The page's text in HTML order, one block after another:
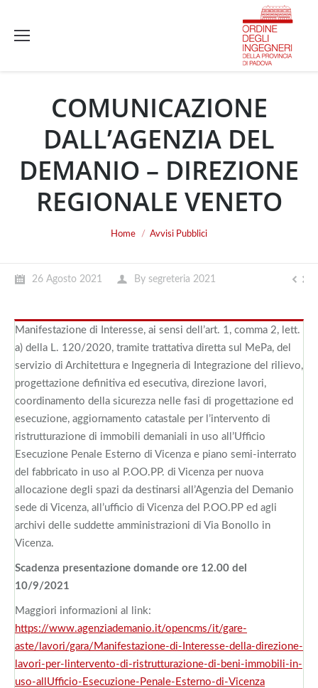
COMUNICAZIONE
DALL’AGENZIA DEL
DEMANIO – DIREZIONE
REGIONALE VENETO
Home Avvisi Pubblici
26 Agosto 2021 By segreteria 2021
Manifestazione di Interesse, ai sensi dell’art. 1, comma 2, lett.
a) della L. 120/2020, tramite trattativa diretta sul MePa, del
servizio di Architettura e Ingegneria di Integrazione del rilievo,
progettazione definitiva ed esecutiva, direzione lavori,
coordinamento della sicurezza nelle fasi di progettazione ed
esecuzione, aggiornamento catastale per l’intervento di
ristrutturazione di immobili demaniali in uso all’Ufficio
Esecuzione Penale Esterno di Vicenza e piano semi-interrato
del fabbricato in uso al P.OO.PP. di Vicenza per nuova
allocazione degli spazi da destinarsi all’Agenzia del Demanio
sede di Vicenza, all’ufficio di Vicenza del P.OO.PP ed agli
archivi delle suddette amministrazioni di Via Bonollo in
Vicenza.
Scadenza presentazione domande ore 12.00 del
10/9/2021
Maggiori informazioni al link:
https://www.agenziademanio.it/opencms/it/gare-
aste/lavori/gara/Manifestazione-di-Interesse-della-direzione-
lavori-per-lintervento-di-ristrutturazione-di-beni-immobili-in-
uso-allUfficio-Esecuzione-Penale-Esterno-di-Vicenza